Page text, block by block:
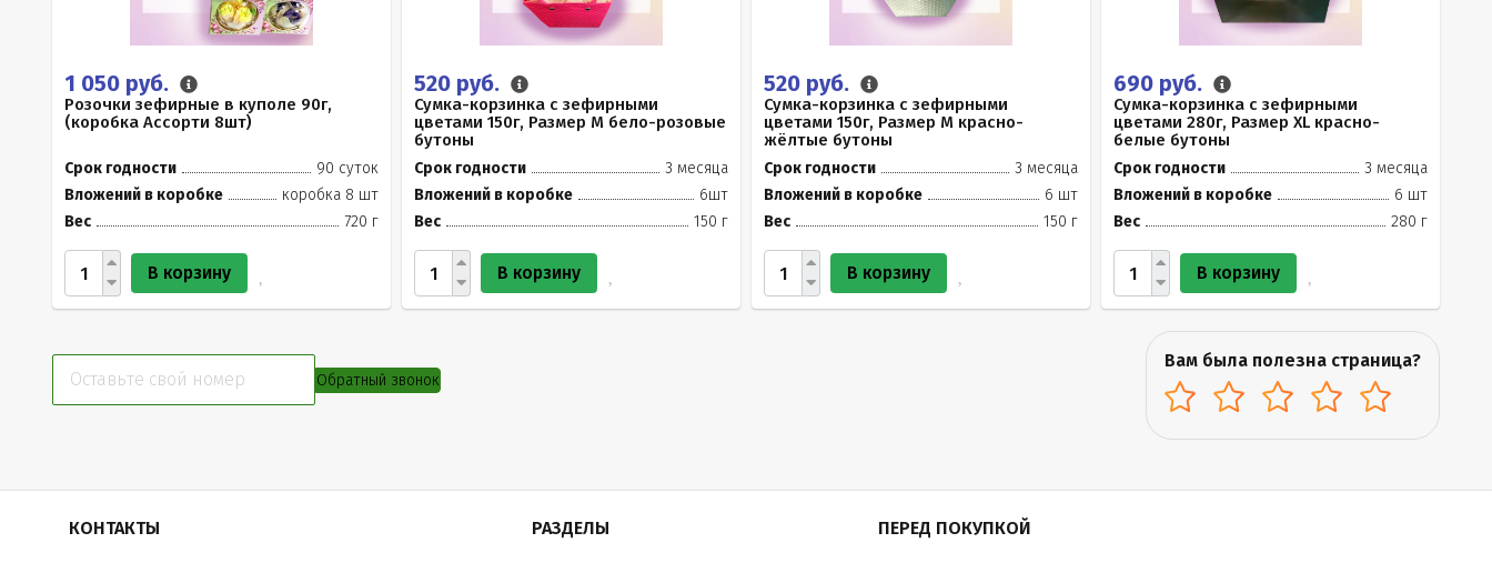
1 050 руб.
Розочки зефирные в куполе 90г,
(коробка Ассорти 8шт)
Срок годности
90 суток
Вложений в коробке
коробка 8 шт
Вес
720 г
В корзину
520 руб.
Сумка-корзинка с зефирными
цветами 150г, Размер М бело-розовые
бутоны
Срок годности
3 месяца
Вложений в коробке
6шт
Вес
150 г
В корзину
520 руб.
Сумка-корзинка с зефирными
цветами 150г, Размер М красно-
жёлтые бутоны
Срок годности
3 месяца
Вложений в коробке
6 шт
Вес
150 г
В корзину
690 руб.
Сумка-корзинка с зефирными
цветами 280г, Размер XL красно-
белые бутоны
Срок годности
3 месяца
Вложений в коробке
6 шт
Вес
280 г
В корзину
Обратный звонок
Вам была полезна страница?
КОНТАКТЫ РАЗДЕЛЫ ПЕРЕД ПОКУПКОЙ